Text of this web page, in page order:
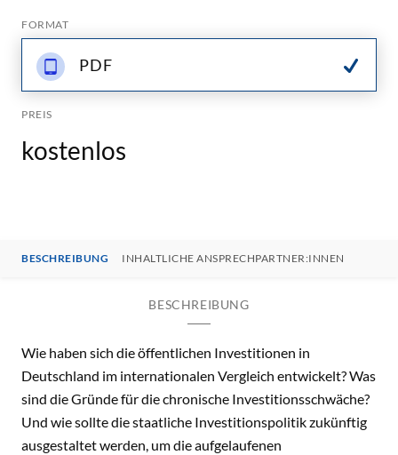
FORMAT
PDF
PREIS
kostenlos
BESCHREIBUNG INHALTLICHE ANSPRECHPARTNER:INNEN
BESCHREIBUNG
Wie haben sich die öffentlichen Investitionen in
Deutschland im internationalen Vergleich entwickelt? Was
sind die Gründe für die chronische Investitionsschwäche?
Und wie sollte die staatliche Investitionspolitik zukünftig
ausgestaltet werden, um die aufgelaufenen